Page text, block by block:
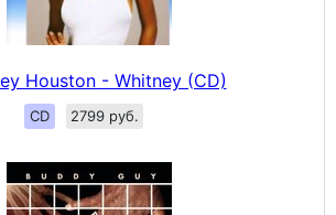
Houston - Whitney (CD)
CD 2799 руб.